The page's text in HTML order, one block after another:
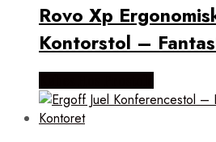
Rovo Xp
Kontorstol –